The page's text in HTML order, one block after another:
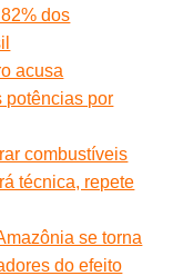
dos
acusa
potências por
combustíveis
técnica, repete
se torna
do efeito